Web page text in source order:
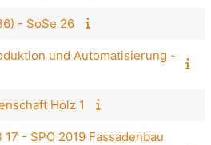
- SoSe 26
und Automatisierung -
Holz 1
17 - SPO 2019 Fassadenbau